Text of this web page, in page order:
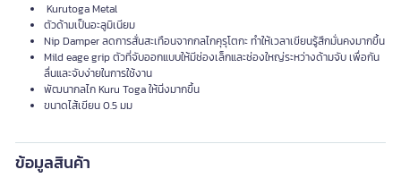
Kurutoga Metal
ตัวด้ามเป็นอะลูมิเนียม
Nip Damper ลดการสั่นสะเทือนจากกลไกคุรุโตกะ ทำให้เวลาเขียนรู้สึกมั่นคงมากขึ้น
Mild eage grip ตัวที่จับออกแบบให้มีช่องเล็กและช่องใหญ่ระหว่างด้ามจับ เพื่อกัน
ลื่นและจับง่ายในการใช้งาน
พัฒนากลไก Kuru Toga ให้นิ่งมากขึ้น
ขนาดไส้เขียน 0.5 มม
ข้อมูลสินค้า